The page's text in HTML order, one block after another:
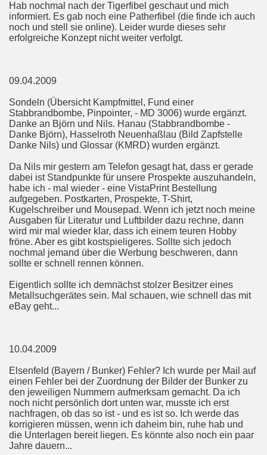
Hab nochmal nach der Tigerfibel geschaut und mich
informiert. Es gab noch eine Patherfibel (die finde ich auch
noch und stell sie online). Leider wurde dieses sehr
erfolgreiche Konzept nicht weiter verfolgt.
09.04.2009
Sondeln (Übersicht Kampfmittel, Fund einer
Stabbrandbombe, Pinpointer, - MD 3006) wurde ergänzt.
Danke an Björn und Nils. Hanau (Stabbrandbombe -
Danke Björn), Hasselroth Neuenhaßlau (Bild Zapfstelle
Danke Nils) und Glossar (KMRD) wurden ergänzt.
Da Nils mir gestern am Telefon gesagt hat, dass er gerade
dabei ist Standpunkte für unsere Prospekte auszuhandeln,
habe ich - mal wieder - eine VistaPrint Bestellung
aufgegeben. Postkarten, Prospekte, T-Shirt,
Kugelschreiber und Mousepad. Wenn ich jetzt noch meine
Ausgaben für Literatur und Luftbilder dazu rechne, dann
wird mir mal wieder klar, dass ich einem teuren Hobby
fröne. Aber es gibt kostspieligeres. Sollte sich jedoch
nochmal jemand über die Werbung beschweren, dann
sollte er schnell rennen können.
Eigentlich sollte ich demnächst stolzer Besitzer eines
Metallsuchgerätes sein. Mal schauen, wie schnell das mit
eBay geht...
10.04.2009
Elsenfeld (Bayern / Bunker) Fehler? Ich wurde per Mail auf
einen Fehler bei der Zuordnung der Bilder der Bunker zu
den jeweiligen Nummern aufmerksam gemacht. Da ich
noch nicht persönlich dort unten war, musste ich erst
nachfragen, ob das so ist - und es ist so. Ich werde das
korrigieren müssen, wenn ich daheim bin, ruhe hab und
die Unterlagen bereit liegen. Es könnte also noch ein paar
Jahre dauern...